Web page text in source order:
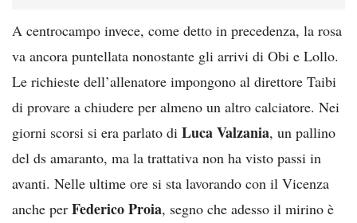
A centrocampo invece, come detto in precedenza, la rosa
va ancora puntellata nonostante gli arrivi di Obi e Lollo.
Le richieste dell’allenatore impongono al direttore Taibi
di provare a chiudere per almeno un altro calciatore. Nei
giorni scorsi si era parlato di Luca Valzania, un pallino
del ds amaranto, ma la trattativa non ha visto passi in
avanti. Nelle ultime ore si sta lavorando con il Vicenza
anche per Federico Proia, segno che adesso il mirino è